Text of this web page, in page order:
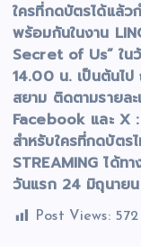
ใครที่กดบัตรได้แล้ว
พร้อมกันในงาน
Secret of Us” ใน
14.00 น. เป็นต้นไ
สยาม ติดตามรายล
Facebook และ X
สำหรับใครที่กดบัตร
STREAMING ได้
วันแรก 24 มิถุนาย
Post Views: 572